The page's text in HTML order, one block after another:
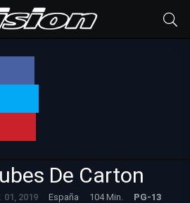
De Carton
01, 2019 España 104 Min. PG-13